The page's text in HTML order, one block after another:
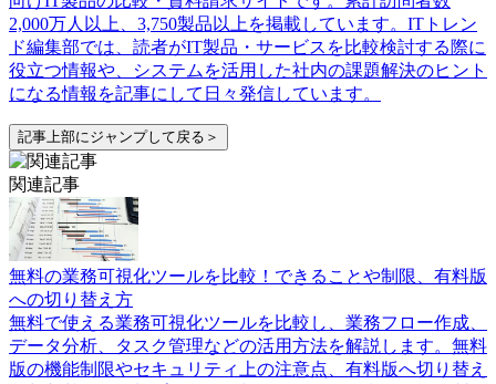
2,000万人以上、3,750製品以上を掲載しています。ITトレン
ド編集部では、読者がIT製品・サービスを比較検討する際に
役立つ情報や、システムを活用した社内の課題解決のヒント
になる情報を記事にして日々発信しています。
記事上部にジャンプして戻る＞
関連記事
無料の業務可視化ツールを比較！できることや制限、有料版
への切り替え方
無料で使える業務可視化ツールを比較し、業務フロー作成、
データ分析、タスク管理などの活用方法を解説します。無料
版の機能制限やセキュリティ上の注意点、有料版へ切り替え